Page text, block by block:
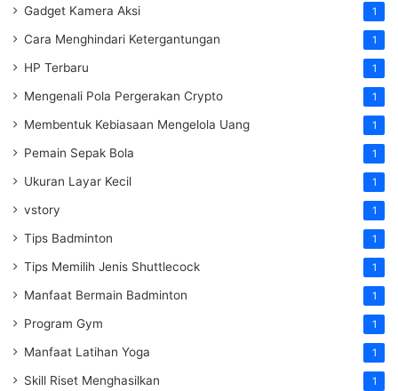
Gadget Kamera Aksi 1
Cara Menghindari Ketergantungan 1
HP Terbaru 1
Mengenali Pola Pergerakan Crypto 1
Membentuk Kebiasaan Mengelola Uang 1
Pemain Sepak Bola 1
Ukuran Layar Kecil 1
vstory 1
Tips Badminton 1
Tips Memilih Jenis Shuttlecock 1
Manfaat Bermain Badminton 1
Program Gym 1
Manfaat Latihan Yoga 1
Skill Riset Menghasilkan 1